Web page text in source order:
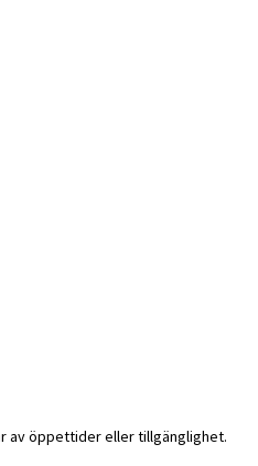
av öppettider eller tillgänglighet.